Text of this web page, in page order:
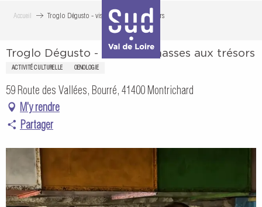
principal
Accueil Troglo Dégusto - visite et chasses aux trésors
Troglo Dégusto - visite et chasses aux trésors
ACTIVITÉ CULTURELLE OENOLOGIE
59 Route des Vallées, Bourré, 41400 Montrichard
M'y rendre
Partager